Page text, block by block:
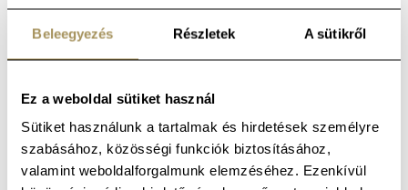
Beleegyezés Részletek A sütikről
Ez a weboldal sütiket használ
Sütiket használunk a tartalmak és hirdetések személyre
szabásához, közösségi funkciók biztosításához,
valamint weboldalforgalmunk elemzéséhez. Ezenkívül
szakszerű munkavégzést az első perctől
kezdveaz utolsóig.
Kérjen árajánlatot komplett
költöztetésre!
A költöztetés előtt cégünk személyre szabott és
pontos árajánlatot készít Önnek, amennyibenelküldi